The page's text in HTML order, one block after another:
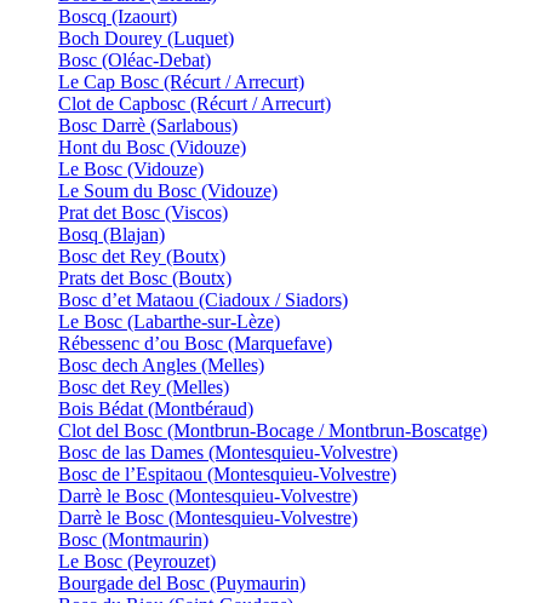
Boscq (Izaourt)
Boch Dourey (Luquet)
Bosc (Oléac-Debat)
Le Cap Bosc (Récurt / Arrecurt)
Clot de Capbosc (Récurt / Arrecurt)
Bosc Darrè (Sarlabous)
Hont du Bosc (Vidouze)
Le Bosc (Vidouze)
Le Soum du Bosc (Vidouze)
Prat det Bosc (Viscos)
Bosq (Blajan)
Bosc det Rey (Boutx)
Prats det Bosc (Boutx)
Bosc d’et Mataou (Ciadoux / Siadors)
Le Bosc (Labarthe-sur-Lèze)
Rébessenc d’ou Bosc (Marquefave)
Bosc dech Angles (Melles)
Bosc det Rey (Melles)
Bois Bédat (Montbéraud)
Clot del Bosc (Montbrun-Bocage / Montbrun-Boscatge)
Bosc de las Dames (Montesquieu-Volvestre)
Bosc de l’Espitaou (Montesquieu-Volvestre)
Darrè le Bosc (Montesquieu-Volvestre)
Darrè le Bosc (Montesquieu-Volvestre)
Bosc (Montmaurin)
Le Bosc (Peyrouzet)
Bourgade del Bosc (Puymaurin)